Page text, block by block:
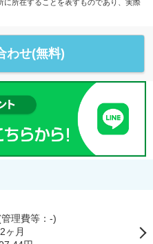
所在することを表すものであり、実際
わせ(無料)
管理費等：-)
2ヶ月